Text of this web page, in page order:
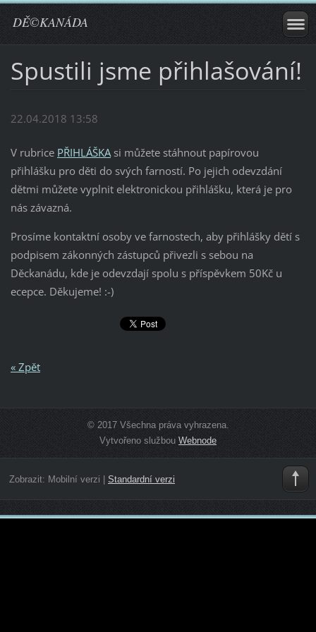
DĚ©KANÁDA
Spustili jsme přihlašování!
22.04.2018 13:58
V rubrice PŘIHLÁŠKAsi můžete stáhnout papírovou
přihlášku pro děti do svých farností. Po jejich odevzdání
dětmi můžete vyplnit elektronickou přihlášku, která je pro
nás závazná.
Prosíme kontaktní osoby ve farnostech, aby přihlášky dětí s
podpisem zákonných zástupců přivezli s sebou na
Děckanádu, kde je odevzdají spolu s příspěvkem 50Kč u
ecepce. Děkujeme! :-)
« Zpět
© 2017 Všechna práva vyhrazena.
Vytvořeno službou Webnode
Zobrazit: Mobilní verzi Standardní verzi